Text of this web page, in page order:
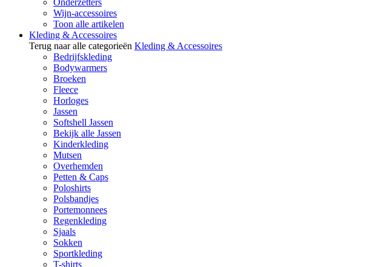
Onderzetters
Wijn-accessoires
Toon alle artikelen
Kleding & Accessoires
Terug naar alle categorieën Kleding & Accessoires
Bedrijfskleding
Bodywarmers
Broeken
Fleece
Horloges
Jassen
Softshell Jassen
Bekijk alle Jassen
Kinderkleding
Mutsen
Overhemden
Petten & Caps
Poloshirts
Polsbandjes
Portemonnees
Regenkleding
Sjaals
Sokken
Sportkleding
T-shirts